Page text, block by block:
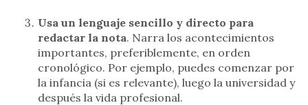
Usa un lenguaje sencillo y directo para
redactar la nota. Narra los acontecimientos
importantes, preferiblemente, en orden
cronológico. Por ejemplo, puedes comenzar por
la infancia (si es relevante), luego la universidad y
después la vida profesional.